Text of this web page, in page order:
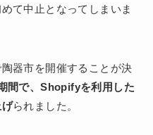
て中止となってしまいま
器市を開催することが決
間で、Shopifyを利用した
られました。